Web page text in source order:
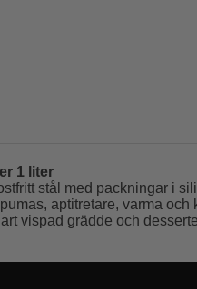
1 liter
stål med packningar i
aptitretare, varma och
vispad grädde och